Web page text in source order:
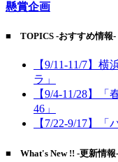
懸賞企画
■ TOPICS -おすすめ情報-
【9/11-11/7】
ラ」
【9/4-11/28】
46」
【7/22-9/17】「
■ What's New !! -更新情報-